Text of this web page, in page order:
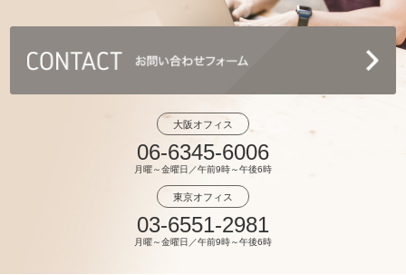
大阪オフィス
06-6345-6006
月曜～金曜日／午前9時～午後6時
東京オフィス
03-6551-2981
月曜～金曜日／午前9時～午後6時